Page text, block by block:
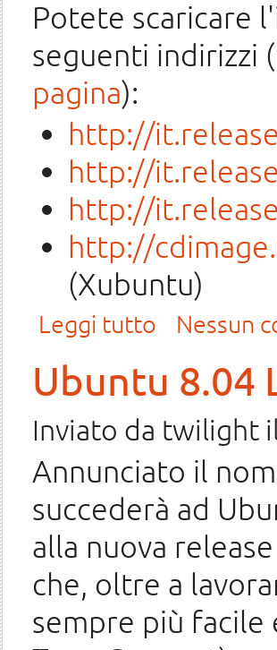
Potete scaricare
seguenti indirizzi
pagina):
http://
http://
http://
http://
(Xubuntu)
Leggi tutto Nessun
Ubuntu 8.04
Inviato da twilight
Annunciato il
succederà ad
alla nuova
che, oltre a
sempre più facile